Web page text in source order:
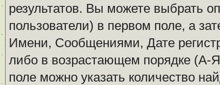
результатов. Вы можете выбрать
пользователи) в первом поле, а
Имени, Сообщениями, Дате
либо в возрастающем порядке
поле можно указать количество